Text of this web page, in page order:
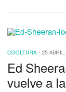
COOLTURA - 25
Ed
vuelve a